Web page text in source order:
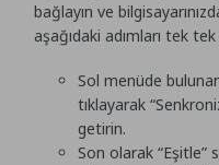
bağlayın ve
aşağıdaki adımları tek tek
Sol menüde
tıklayarak
getirin.
Son olarak “Eşitle”